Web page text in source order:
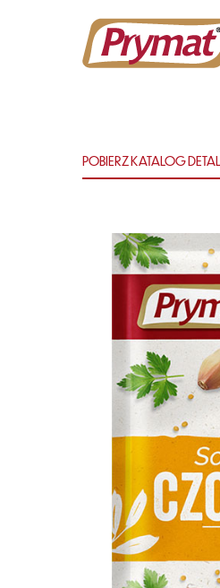
POBIERZ KATALOG